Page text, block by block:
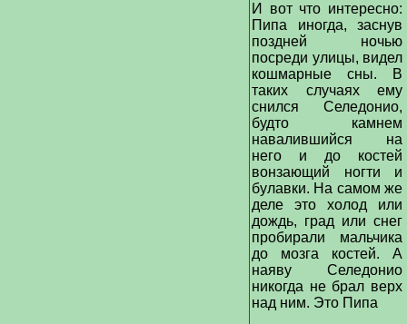
И вот что интересно:
Пипа иногда, заснув
поздней ночью
посреди улицы, видел
кошмарные сны. В
таких случаях ему
снился Селедонио,
будто камнем
навалившийся на
него и до костей
вонзающий ногти и
булавки. На самом же
деле это холод или
дождь, град или снег
пробирали мальчика
до мозга костей. А
наяву Селедонио
никогда не брал верх
над ним. Это Пипа